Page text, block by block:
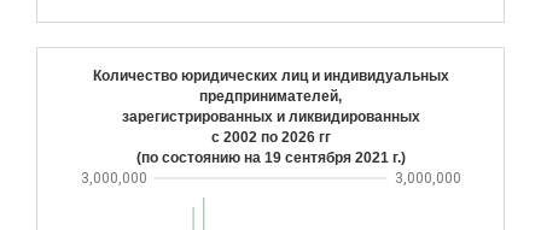
Количество юридических лиц и индивидуальных
предпринимателей,
зарегистрированных и ликвидированных
с 2002 по 2026 гг
(по состоянию на 19 сентября 2021 г.)
3,000,000 3,000,000